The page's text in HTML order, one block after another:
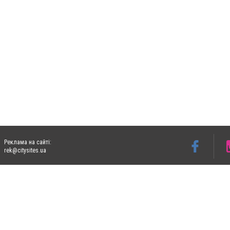
Реклама на сайті:
rek@citysites.ua